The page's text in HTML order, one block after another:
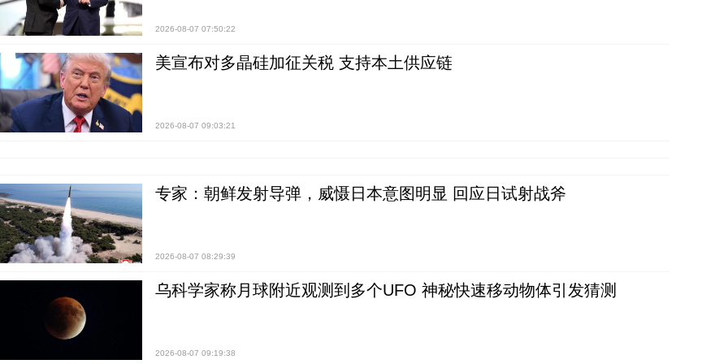
2026-08-07 07:50:22
美宣布对多晶硅加征关税 支持本土供应链
2026-08-07 09:03:21
专家：朝鲜发射导弹，威慑日本意图明显 回应日试射战斧
2026-08-07 08:29:39
乌科学家称月球附近观测到多个UFO 神秘快速移动物体引发猜测
2026-08-07 09:19:38